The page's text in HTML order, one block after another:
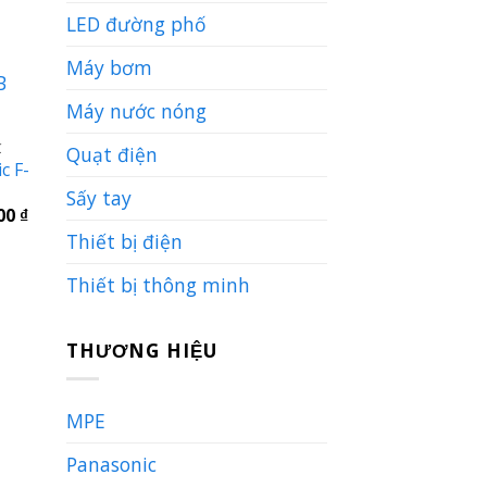
F-
₫Giá
2.739.300 ₫.
LED đường phố
Máy bơm
Máy nước nóng
Quạt điện
Sấy tay
Thiết bị điện
Thiết bị thông minh
THƯƠNG HIỆU
MPE
Panasonic